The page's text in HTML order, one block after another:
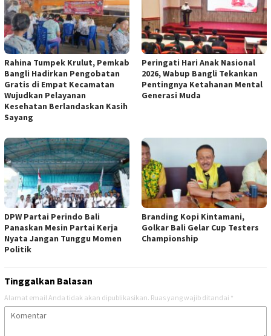
Rahina Tumpek Krulut, Pemkab
Bangli Hadirkan Pengobatan
Gratis di Empat Kecamatan
Wujudkan Pelayanan
Kesehatan Berlandaskan Kasih
Sayang
Peringati Hari Anak Nasional
2026, Wabup Bangli Tekankan
Pentingnya Ketahanan Mental
Generasi Muda
DPW Partai Perindo Bali
Panaskan Mesin Partai Kerja
Nyata Jangan Tunggu Momen
Politik
Branding Kopi Kintamani,
Golkar Bali Gelar Cup Testers
Championship
Tinggalkan Balasan
Alamat email Anda tidak akan dipublikasikan. Ruas yang wajib ditandai *